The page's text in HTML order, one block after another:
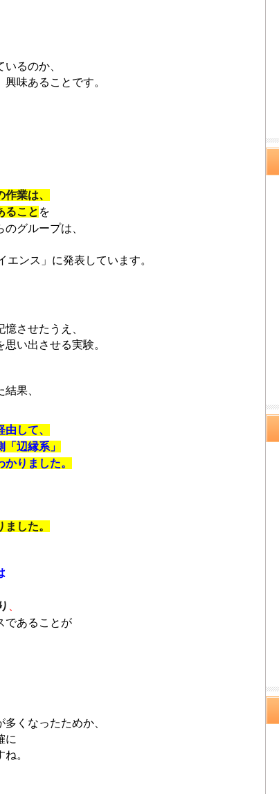
るのか、
味あることです。
業は、
ること を
グループは、
ンス」に発表しています。
させたうえ、
い出させる実験。
果、
して、
辺縁系」
りました。
した。
であることが
くなったためか、
に
。